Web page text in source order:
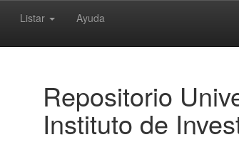
Listar Ayuda
Repositorio
Instituto de